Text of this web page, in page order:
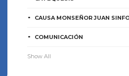
CAUSA MONSEÑOR JUAN
COMUNICACIÓN
Show All